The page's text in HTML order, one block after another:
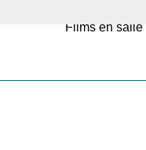
Films en salle